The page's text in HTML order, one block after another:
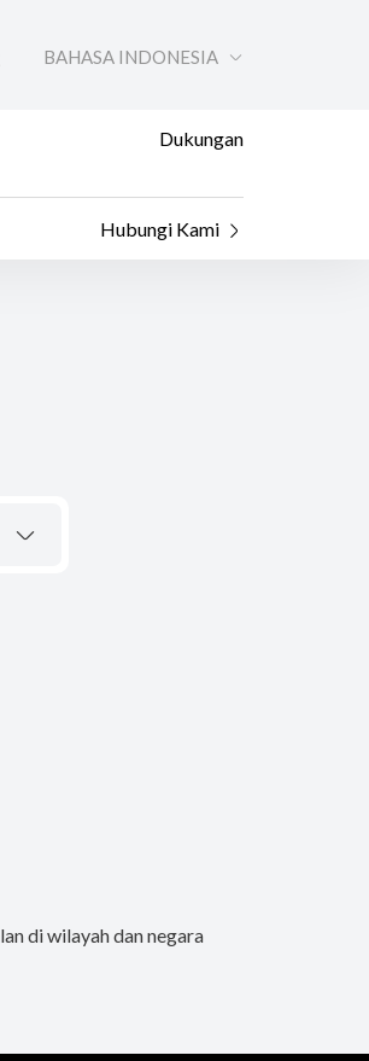
BAHASA INDONESIA
Dukungan
Hubungi Kami
di wilayah dan negara